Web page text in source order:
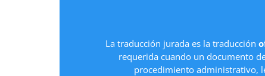
La traducción jurada es la traducción
requerida cuando un documento
procedimiento administrativo,